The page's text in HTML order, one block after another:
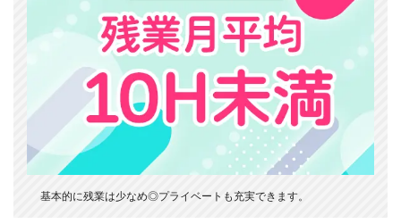
基本的に残業は少なめ◎プライベートも充実できます。